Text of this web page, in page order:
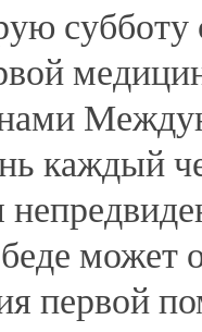
каждый
может
первой